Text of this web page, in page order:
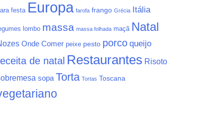
festa Europa farofa frango Grécia Itália
lombo massa massa folhada maçã Natal
Onde Comer peixe pesto porco queijo
de natal Restaurantes Risoto
sopa Torta Tortas Toscana